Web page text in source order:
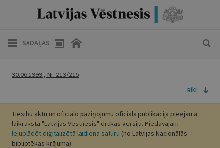
SADAĻAS
30.06.1999., Nr. 213/215
RĪKI
Tiesību aktu un oficiālo paziņojumu oficiālā publikācija pieejama
laikraksta "Latvijas Vēstnesis" drukas versijā. Piedāvājam
lejuplādēt digitalizētā laidiena saturu (no Latvijas Nacionālās
bibliotēkas krājuma).